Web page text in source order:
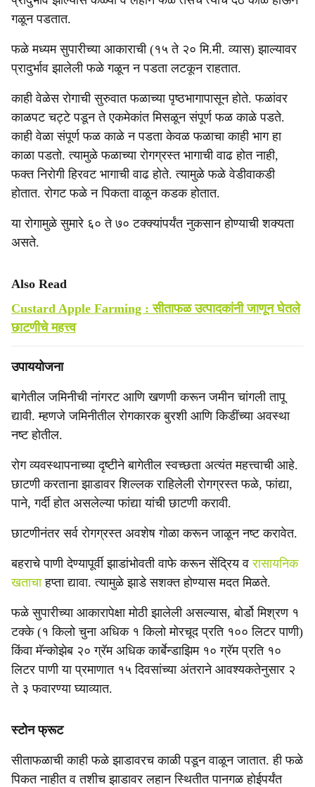
गळून पडतात.
फळे मध्यम सुपारीच्या आकाराची (१५ ते २० मि.मी. व्यास) झाल्यावर
प्रादुर्भाव झालेली फळे गळून न पडता लटकून राहतात.
काही वेळेस रोगाची सुरुवात फळाच्या पृष्ठभागापासून होते. फळांवर
काळपट चट्टे पडून ते एकमेकांत मिसळून संपूर्ण फळ काळे पडते.
काही वेळा संपूर्ण फळ काळे न पडता केवळ फळाचा काही भाग हा
काळा पडतो. त्यामुळे फळाच्या रोगग्रस्त भागाची वाढ होत नाही,
फक्त निरोगी हिरवट भागाची वाढ होते. त्यामुळे फळे वेडीवाकडी
होतात. रोगट फळे न पिकता वाळून कडक होतात.
या रोगामुळे सुमारे ६० ते ७० टक्क्यांपर्यंत नुकसान होण्याची शक्यता
असते.
Also Read
Custard Apple Farming : सीताफळ उत्पादकांनी जाणून घेतले
छाटणीचे महत्त्व
उपाययोजना
बागेतील जमिनीची नांगरट आणि खणणी करून जमीन चांगली तापू
द्यावी. म्हणजे जमिनीतील रोगकारक बुरशी आणि किडींच्या अवस्था
नष्ट होतील.
रोग व्यवस्थापनाच्या दृष्टीने बागेतील स्वच्छता अत्यंत महत्त्वाची आहे.
छाटणी करताना झाडावर शिल्लक राहिलेली रोगग्रस्त फळे, फांद्या,
पाने, गर्दी होत असलेल्या फांद्या यांची छाटणी करावी.
छाटणीनंतर सर्व रोगग्रस्त अवशेष गोळा करून जाळून नष्ट करावेत.
बहराचे पाणी देण्यापूर्वी झाडांभोवती वाफे करून सेंद्रिय वरासायनिक
खताचाहप्ता द्यावा. त्यामुळे झाडे सशक्त होण्यास मदत मिळते.
फळे सुपारीच्या आकारापेक्षा मोठी झालेली असल्यास, बोर्डो मिश्रण १
टक्के (१ किलो चुना अधिक १ किलो मोरचूद प्रति १०० लिटर पाणी)
किंवा मॅन्कोझेब २० ग्रॅम अधिक कार्बेन्डाझिम १० ग्रॅम प्रति १०
लिटर पाणी या प्रमाणात १५ दिवसांच्या अंतराने आवश्यकतेनुसार २
ते ३ फवारण्या घ्याव्यात.
स्टोन फ्रूट
सीताफळाची काही फळे झाडावरच काळी पडून वाळून जातात. ही फळे
पिकत नाहीत व तशीच झाडावर लहान स्थितीत पानगळ होईपर्यंत